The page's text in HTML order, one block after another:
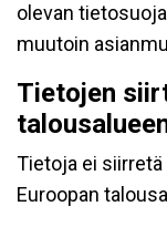
olevan
muutoin
Tietojen
Tietoja ei siirretä
Euroopan